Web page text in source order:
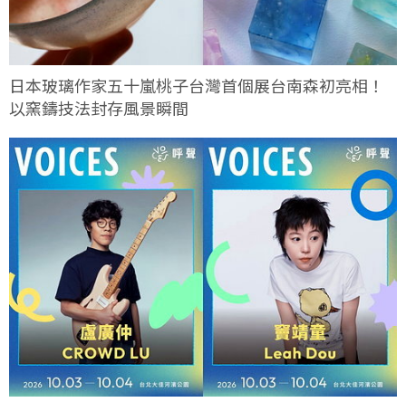
日本玻璃作家五十嵐桃子台灣首個展台南森初亮相！
以窯鑄技法封存風景瞬間